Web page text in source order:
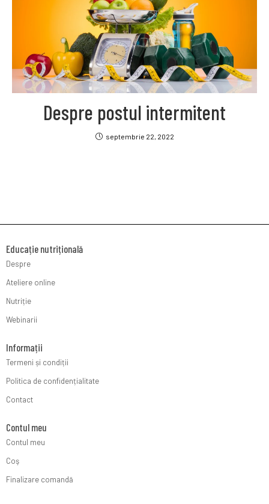
Despre postul intermitent
septembrie 22, 2022
Educație nutrițională
Despre
Ateliere online
Nutriție
Webinarii
Informații
Termeni și condiții
Politica de confidențialitate
Contact
Contul meu
Contul meu
Coş
Finalizare comandă